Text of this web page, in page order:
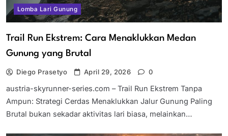
Lomba Lari Gunung
Trail Run Ekstrem: Cara Menaklukkan Medan
Gunung yang Brutal
Diego Prasetyo April 29, 2026 0
austria-skyrunner-series.com – Trail Run Ekstrem Tanpa
Ampun: Strategi Cerdas Menaklukkan Jalur Gunung Paling
Brutal bukan sekadar aktivitas lari biasa, melainkan…